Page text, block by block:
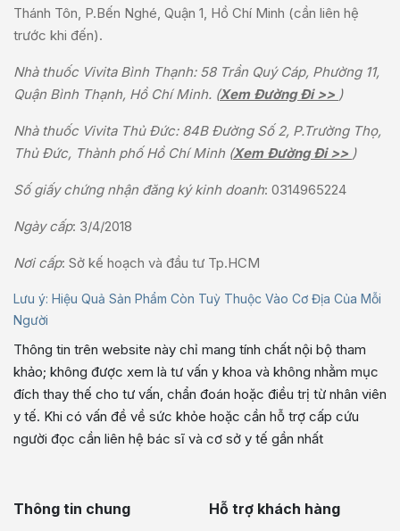
Thánh Tôn, P.Bến Nghé, Quận 1, Hồ Chí Minh (cần liên hệ
trước khi đến).
Nhà thuốc Vivita Bình Thạnh: 58 Trần Quý Cáp, Phường 11,
Quận Bình Thạnh, Hồ Chí Minh. (Xem Đường Đi >> )
Nhà thuốc Vivita Thủ Đức: 84B Đường Số 2, P.Trường Thọ,
Thủ Đức, Thành phố Hồ Chí Minh (Xem Đường Đi >> )
Số giấy chứng nhận đăng ký kinh doanh: 0314965224
Ngày cấp: 3/4/2018
Nơi cấp: Sở kế hoạch và đầu tư Tp.HCM
Lưu ý: Hiệu Quả Sản Phẩm Còn Tuỳ Thuộc Vào Cơ Địa Của Mỗi
Người
Thông tin trên website này chỉ mang tính chất nội bộ tham
khảo; không được xem là tư vấn y khoa và không nhằm mục
đích thay thế cho tư vấn, chẩn đoán hoặc điều trị từ nhân viên
y tế. Khi có vấn đề về sức khỏe hoặc cần hỗ trợ cấp cứu
người đọc cần liên hệ bác sĩ và cơ sở y tế gần nhất
Thông tin chung Hỗ trợ khách hàng